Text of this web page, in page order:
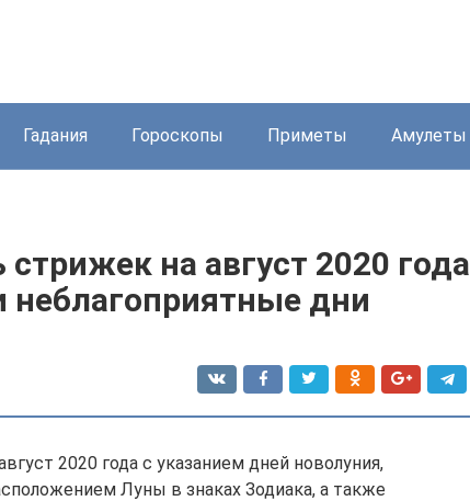
Гадания Гороскопы Приметы Амулеты
на август 2020 года
неблагоприятные дни
2020 года с указанием дней новолуния,
Луны в знаках Зодиака, а также